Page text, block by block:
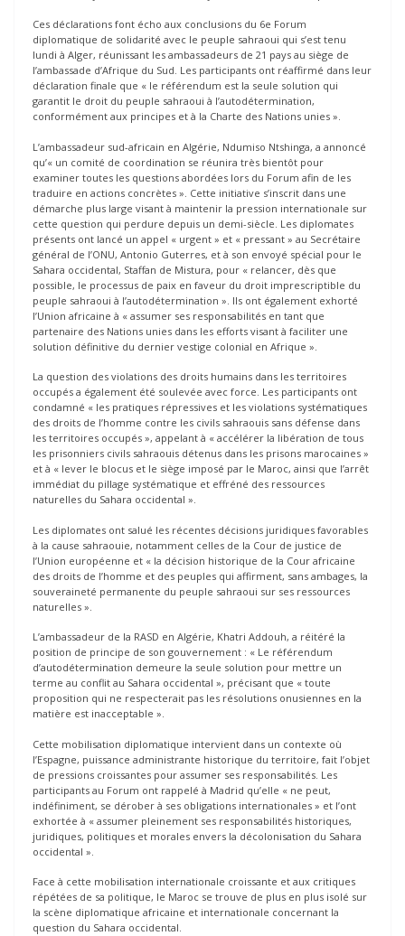
Ces déclarations font écho aux conclusions du 6e Forum
diplomatique de solidarité avec le peuple sahraoui qui s’est tenu
lundi à Alger, réunissant les ambassadeurs de 21 pays au siège de
l’ambassade d’Afrique du Sud. Les participants ont réaffirmé dans leur
déclaration finale que « le référendum est la seule solution qui
garantit le droit du peuple sahraoui à l’autodétermination,
conformément aux principes et à la Charte des Nations unies ».
L’ambassadeur sud-africain en Algérie, Ndumiso Ntshinga, a annoncé
qu’« un comité de coordination se réunira très bientôt pour
examiner toutes les questions abordées lors du Forum afin de les
traduire en actions concrètes ». Cette initiative s’inscrit dans une
démarche plus large visant à maintenir la pression internationale sur
cette question qui perdure depuis un demi-siècle. Les diplomates
présents ont lancé un appel « urgent » et « pressant » au Secrétaire
général de l’ONU, Antonio Guterres, et à son envoyé spécial pour le
Sahara occidental, Staffan de Mistura, pour « relancer, dès que
possible, le processus de paix en faveur du droit imprescriptible du
peuple sahraoui à l’autodétermination ». Ils ont également exhorté
l’Union africaine à « assumer ses responsabilités en tant que
partenaire des Nations unies dans les efforts visant à faciliter une
solution définitive du dernier vestige colonial en Afrique ».
La question des violations des droits humains dans les territoires
occupés a également été soulevée avec force. Les participants ont
condamné « les pratiques répressives et les violations systématiques
des droits de l’homme contre les civils sahraouis sans défense dans
les territoires occupés », appelant à « accélérer la libération de tous
les prisonniers civils sahraouis détenus dans les prisons marocaines »
et à « lever le blocus et le siège imposé par le Maroc, ainsi que l’arrêt
immédiat du pillage systématique et effréné des ressources
naturelles du Sahara occidental ».
Les diplomates ont salué les récentes décisions juridiques favorables
à la cause sahraouie, notamment celles de la Cour de justice de
l’Union européenne et « la décision historique de la Cour africaine
des droits de l’homme et des peuples qui affirment, sans ambages, la
souveraineté permanente du peuple sahraoui sur ses ressources
naturelles ».
L’ambassadeur de la RASD en Algérie, Khatri Addouh, a réitéré la
position de principe de son gouvernement : « Le référendum
d’autodétermination demeure la seule solution pour mettre un
terme au conflit au Sahara occidental », précisant que « toute
proposition qui ne respecterait pas les résolutions onusiennes en la
matière est inacceptable ».
Cette mobilisation diplomatique intervient dans un contexte où
l’Espagne, puissance administrante historique du territoire, fait l’objet
de pressions croissantes pour assumer ses responsabilités. Les
participants au Forum ont rappelé à Madrid qu’elle « ne peut,
indéfiniment, se dérober à ses obligations internationales » et l’ont
exhortée à « assumer pleinement ses responsabilités historiques,
juridiques, politiques et morales envers la décolonisation du Sahara
occidental ».
Face à cette mobilisation internationale croissante et aux critiques
répétées de sa politique, le Maroc se trouve de plus en plus isolé sur
la scène diplomatique africaine et internationale concernant la
question du Sahara occidental.